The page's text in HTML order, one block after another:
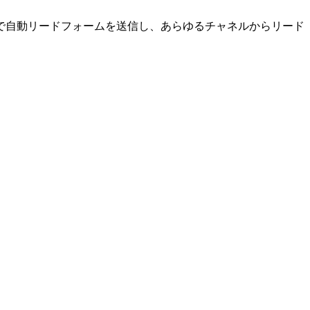
動リードフォームを送信し、あらゆるチャネルからリード